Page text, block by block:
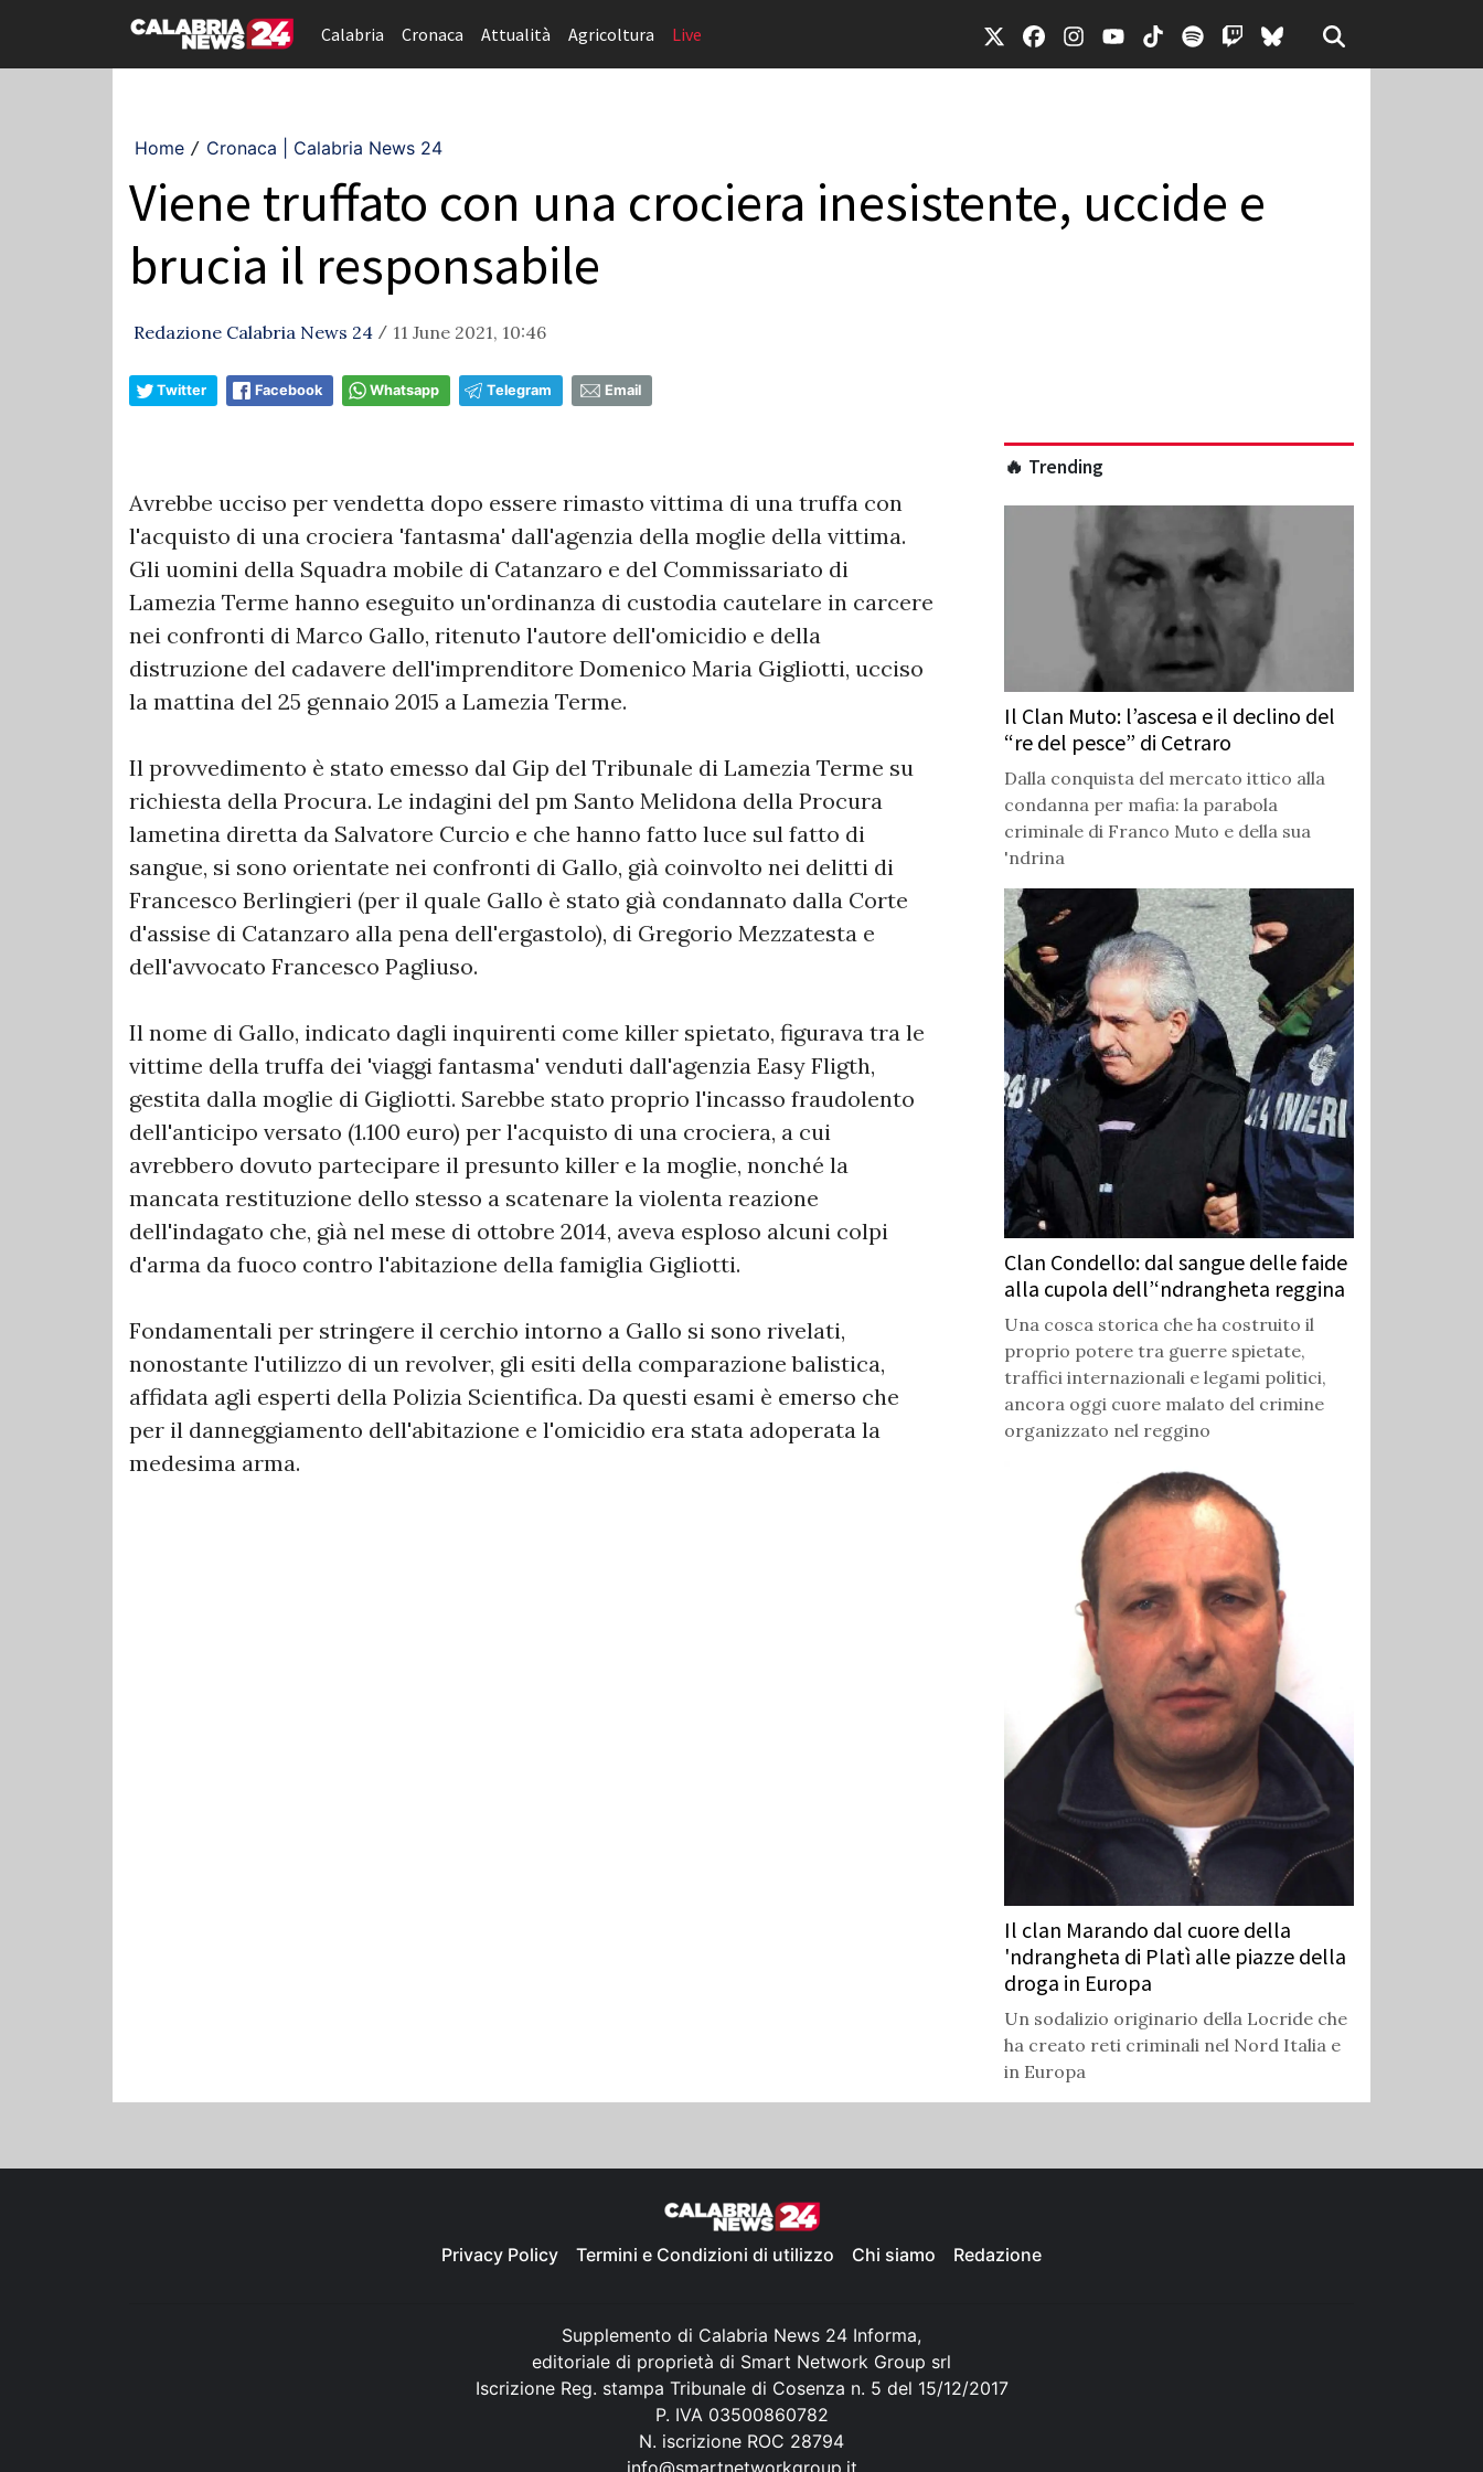
Calabria Cronaca Attualità Agricoltura Live
Home / Cronaca | Calabria News 24
Viene truffato con una crociera inesistente, uccide e
brucia il responsabile
Redazione Calabria News 24 / 11 June 2021, 10:46
Twitter Facebook Whatsapp Telegram Email
Avrebbe ucciso per vendetta dopo essere rimasto vittima di una truffa con
l'acquisto di una crociera 'fantasma' dall'agenzia della moglie della vittima.
Gli uomini della Squadra mobile di Catanzaro e del Commissariato di
Lamezia Terme hanno eseguito un'ordinanza di custodia cautelare in carcere
nei confronti di Marco Gallo, ritenuto l'autore dell'omicidio e della
distruzione del cadavere dell'imprenditore Domenico Maria Gigliotti, ucciso
la mattina del 25 gennaio 2015 a Lamezia Terme.
Il provvedimento è stato emesso dal Gip del Tribunale di Lamezia Terme su
richiesta della Procura. Le indagini del pm Santo Melidona della Procura
lametina diretta da Salvatore Curcio e che hanno fatto luce sul fatto di
sangue, si sono orientate nei confronti di Gallo, già coinvolto nei delitti di
Francesco Berlingieri (per il quale Gallo è stato già condannato dalla Corte
d'assise di Catanzaro alla pena dell'ergastolo), di Gregorio Mezzatesta e
dell'avvocato Francesco Pagliuso.
Il nome di Gallo, indicato dagli inquirenti come killer spietato, figurava tra le
vittime della truffa dei 'viaggi fantasma' venduti dall'agenzia Easy Fligth,
gestita dalla moglie di Gigliotti. Sarebbe stato proprio l'incasso fraudolento
dell'anticipo versato (1.100 euro) per l'acquisto di una crociera, a cui
avrebbero dovuto partecipare il presunto killer e la moglie, nonché la
mancata restituzione dello stesso a scatenare la violenta reazione
dell'indagato che, già nel mese di ottobre 2014, aveva esploso alcuni colpi
d'arma da fuoco contro l'abitazione della famiglia Gigliotti.
Fondamentali per stringere il cerchio intorno a Gallo si sono rivelati,
nonostante l'utilizzo di un revolver, gli esiti della comparazione balistica,
affidata agli esperti della Polizia Scientifica. Da questi esami è emerso che
per il danneggiamento dell'abitazione e l'omicidio era stata adoperata la
medesima arma.
🔥 Trending
Il Clan Muto: l’ascesa e il declino del
“re del pesce” di Cetraro
Dalla conquista del mercato ittico alla
condanna per mafia: la parabola
criminale di Franco Muto e della sua
'ndrina
Clan Condello: dal sangue delle faide
alla cupola dell’‘ndrangheta reggina
Una cosca storica che ha costruito il
proprio potere tra guerre spietate,
traffici internazionali e legami politici,
ancora oggi cuore malato del crimine
organizzato nel reggino
Il clan Marando dal cuore della
'ndrangheta di Platì alle piazze della
droga in Europa
Un sodalizio originario della Locride che
ha creato reti criminali nel Nord Italia e
in Europa
Privacy Policy Termini e Condizioni di utilizzo Chi siamo Redazione
Supplemento di Calabria News 24 Informa,
editoriale di proprietà di Smart Network Group srl
Iscrizione Reg. stampa Tribunale di Cosenza n. 5 del 15/12/2017
P. IVA 03500860782
N. iscrizione ROC 28794
info@smartnetworkgroup.it